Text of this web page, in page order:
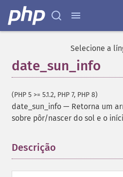
Selecione a
date_sun_info
(PHP 5 >= 5.1.2, PHP 7, PHP 8)
date_sun_info — Retorna um
sobre pôr/nascer do sol e o
Descrição